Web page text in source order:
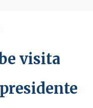
visita